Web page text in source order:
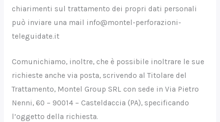
chiarimenti sul trattamento dei propri dati personali
può inviare una mail info@montel-perforazioni-
teleguidate.it
Comunichiamo, inoltre, che è possibile inoltrare le sue
richieste anche via posta, scrivendo al Titolare del
Trattamento, Montel Group SRL con sede in Via Pietro
Nenni, 60 – 90014 – Casteldaccia (PA), specificando
l’oggetto della richiesta.